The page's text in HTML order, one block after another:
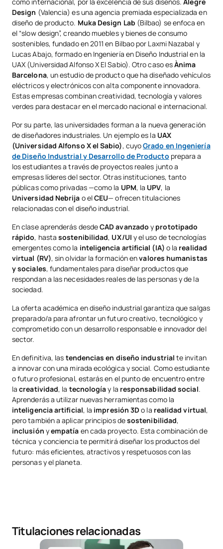
como internacional, por la excelencia de sus diseños.Alegre
Design (Valencia) es una agencia premiada especializada en
diseño de producto. Muka Design Lab (Bilbao) se enfoca en
el “slow design”, creando muebles y bienes de consumo
sostenibles, fundado en 2011 en Bilbao por Laxmi Nazabal y
Lucas Abajo, formado en Ingeniería en Diseño Industrial en la
UAX (Universidad Alfonso X El Sabio). Otro caso esÀnima
Barcelona, un estudio de producto que ha diseñado vehículos
eléctricos y electrónicos con alta componente innovadora.
Estas empresas combinan creatividad, tecnología y valores
verdes para destacar en el mercado nacional e internacional.
Por su parte, las universidades forman a la nueva generación
de diseñadores industriales. Un ejemplo es la UAX
(Universidad Alfonso X el Sabio), cuyoGrado en Ingeniería
de Diseño Industrial y Desarrollo de Producto prepara a
los estudiantes a través de proyectos reales junto a
empresas líderes del sector. Otras instituciones, tanto
públicas como privadas —como la UPM, la UPV, la
Universidad Nebrija o elCEU— ofrecen titulaciones
relacionadas con el diseño industrial.
En clase aprenderás desdeCAD avanzado y prototipado
rápido, hastasostenibilidad, UX/UI y el uso de tecnologías
emergentes como la inteligencia artificial (IA) o la realidad
virtual (RV), sin olvidar la formación envalores humanistas
y sociales, fundamentales para diseñar productos que
respondan a las necesidades reales de las personas y de la
sociedad.
La oferta académica en diseño industrial garantiza que salgas
preparado/a para afrontar un futuro creativo, tecnológico y
comprometido con un desarrollo responsable e innovador del
sector.
En definitiva, las tendencias en diseño industrialte invitan
a innovar con una mirada ecológica y social. Como estudiante
o futuro profesional, estarás en el punto de encuentro entre
lacreatividad, la tecnologíay la responsabilidad social.
Aprenderás a utilizar nuevas herramientas como la
inteligencia artificial, la impresión 3D o la realidad virtual,
pero también a aplicar principios desostenibilidad,
inclusión yempatía en cada proyecto. Esta combinación de
técnica y conciencia te permitirá diseñar los productos del
futuro: más eficientes, atractivos y respetuosos con las
personas y el planeta.
Titulaciones relacionadas
Grado en Ingeniería en Diseño Industrial y